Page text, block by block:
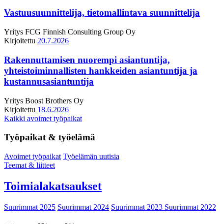
Vastuusuunnittelija, tietomallintava suunnittelija
Yritys FCG Finnish Consulting Group Oy
Kirjoitettu 20.7.2026
Rakennuttamisen nuorempi asiantuntija,
yhteistoiminnallisten hankkeiden asiantuntija ja
kustannusasiantuntija
Yritys Boost Brothers Oy
Kirjoitettu 18.6.2026
Kaikki avoimet työpaikat
Työpaikat & työelämä
Avoimet työpaikat Työelämän uutisia
Teemat & liitteet
Toimialakatsaukset
Suurimmat 2025 Suurimmat 2024 Suurimmat 2023 Suurimmat 2022